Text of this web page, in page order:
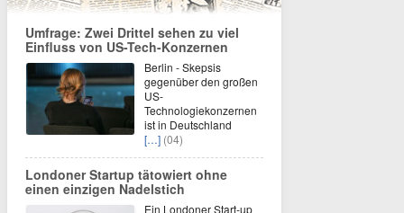
Umfrage: Zwei Drittel sehen zu viel
Einfluss von US-Tech-Konzernen
Berlin - Skepsis
gegenüber den großen
US-
Technologiekonzernen
ist in Deutschland
[…] (04)
Londoner Startup tätowiert ohne
einen einzigen Nadelstich
Ein Londoner Start-up